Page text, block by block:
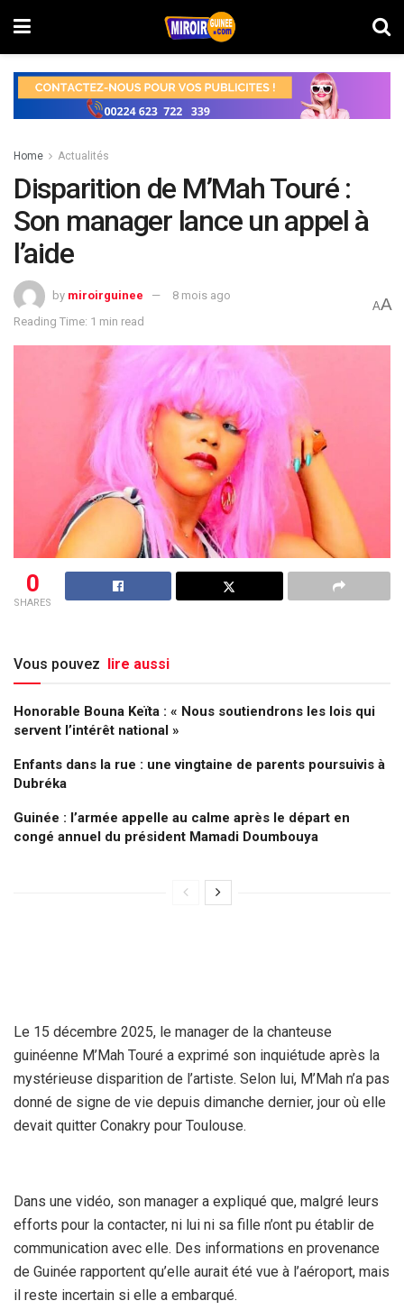
Home Actualités
Disparition de M’Mah Touré :
Son manager lance un appel à
l’aide
by miroirguinee
8 mois ago
Reading Time: 1 min read
AA
0
SHARES
Vous pouvez lire aussi
Honorable Bouna Keïta : « Nous soutiendrons les lois qui
servent l’intérêt national »
Enfants dans la rue : une vingtaine de parents poursuivis à
Dubréka
Guinée : l’armée appelle au calme après le départ en
congé annuel du président Mamadi Doumbouya
Le 15 décembre 2025, le manager de la chanteuse
guinéenne M’Mah Touré a exprimé son inquiétude après la
mystérieuse disparition de l’artiste. Selon lui, M’Mah n’a pas
donné de signe de vie depuis dimanche dernier, jour où elle
devait quitter Conakry pour Toulouse.
Dans une vidéo, son manager a expliqué que, malgré leurs
efforts pour la contacter, ni lui ni sa fille n’ont pu établir de
communication avec elle. Des informations en provenance
de Guinée rapportent qu’elle aurait été vue à l’aéroport, mais
il reste incertain si elle a embarqué.